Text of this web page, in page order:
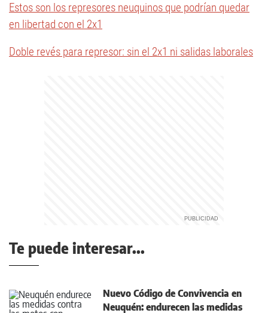
Estos son los represores neuquinos que podrían quedar
en libertad con el 2x1
Doble revés para represor: sin el 2x1 ni salidas laborales
Te puede interesar...
Nuevo Código de Convivencia en
Neuquén: endurecen las medidas